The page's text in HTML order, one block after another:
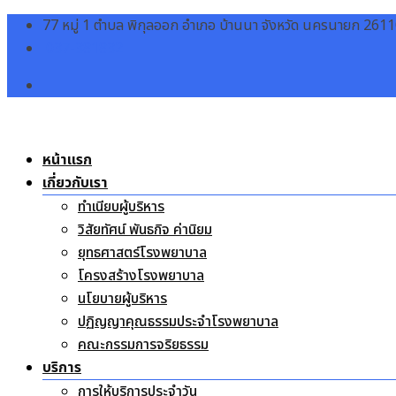
Skip 77 หมู่ 1 ตำบล พิกุลออก อำเภอ บ้านนา จังหวัด นครนายก
หน้าแรก
เกี่ยวกับเรา
ทำเนียบผู้บริหาร
วิสัยทัศน์ พันธกิจ ค่านิยม
ยุทธศาสตร์โรงพยาบาล
โครงสร้างโรงพยาบาล
นโยบายผู้บริหาร
ปฏิญญาคุณธรรมประจำโรงพยาบาล
คณะกรรมการจริยธรรม
บริการ
การให้บริการประจำวัน